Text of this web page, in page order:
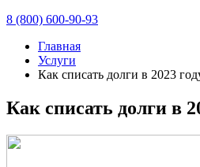
8 (800) 600-90-93
Главная
Услуги
Как списать долги в 2023
Как списать долги в